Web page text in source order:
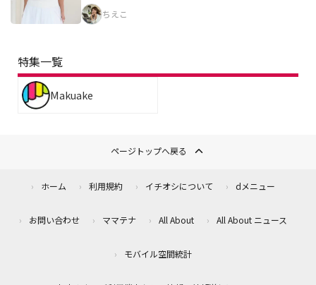
ちえこ
特集一覧
Makuake
ページトップへ戻る
ホーム 利用規約 イチオシについて dメニュー
お問い合わせ ママテナ All About All About ニュース
モバイル空間統計